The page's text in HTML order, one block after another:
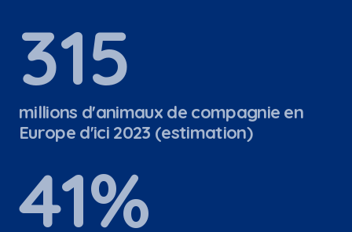
340
millions d'animaux de compagnie en
Europe d'ici 2023 (estimation)
46%